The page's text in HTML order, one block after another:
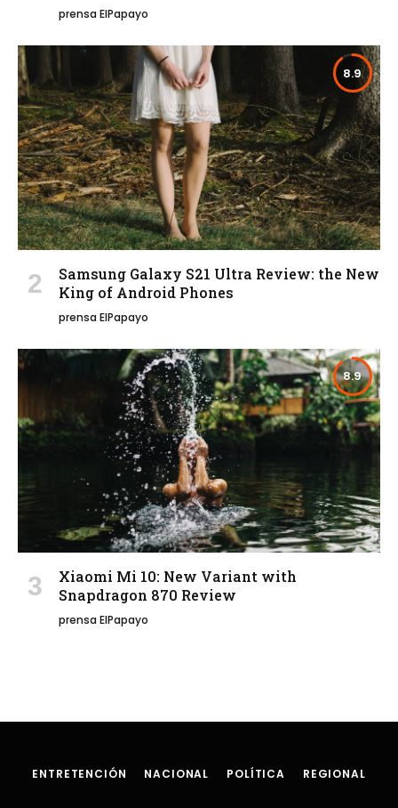
prensa ElPapayo
8.9
Samsung Galaxy S21 Ultra Review: the New
King of Android Phones
prensa ElPapayo
8.9
Xiaomi Mi 10: New Variant with
Snapdragon 870 Review
prensa ElPapayo
ENTRETENCIÓN NACIONAL POLÍTICA REGIONAL